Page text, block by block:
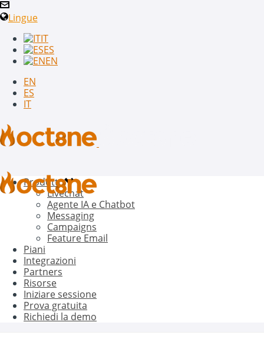
Lingue
IT
ES
EN
EN
ES
IT
Prodotto
Livechat
Agente IA e Chatbot
Messaging
Campaigns
Feature Email
Piani
Integrazioni
Partners
Risorse
Iniziare sessione
Prova gratuita
Richiedi la demo